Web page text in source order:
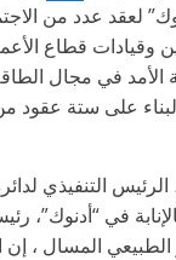
لعقد عدد من
وقيادات قطاع
الأمد في مجال
على ستة عقود
التنفيذي
في “أدنوك”،
المسال ، إن